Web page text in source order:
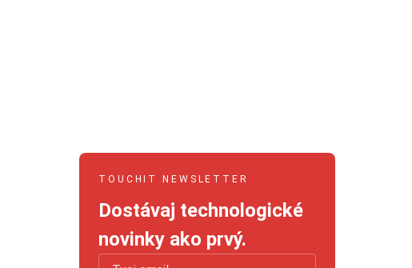
TOUCHIT NEWSLETTER
Dostávaj technologické
novinky ako prvý.